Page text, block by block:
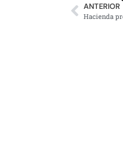
ANTERIOR